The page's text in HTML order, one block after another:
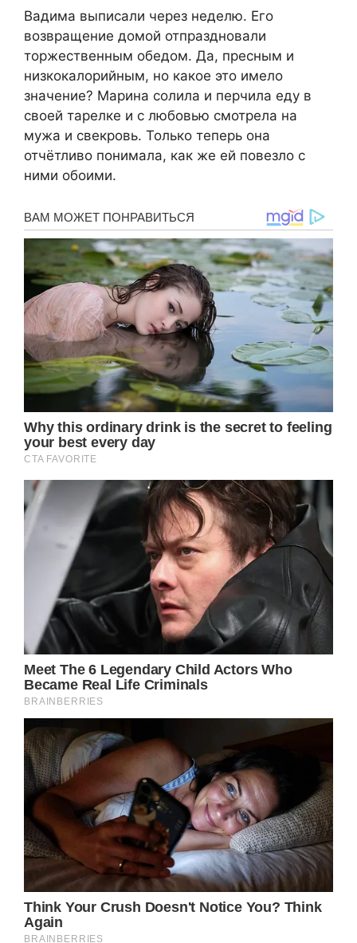
Вадима выписали через неделю. Его
возвращение домой отпраздновали
торжественным обедом. Да, пресным и
низкокалорийным, но какое это имело
значение? Марина солила и перчила еду в
своей тарелке и с любовью смотрела на
мужа и свекровь. Только теперь она
отчётливо понимала, как же ей повезло с
ними обоими.